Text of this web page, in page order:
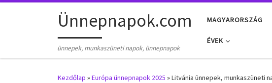
Skip to contentÜnnepnapok.com
ünnepek, munkaszüneti napok, ünnepnapok
MAGYARORSZÁG
ÉVEK
Kezdőlap »Európa ünnepnapok 2025 »Litvánia ünnepek, munkaszüneti